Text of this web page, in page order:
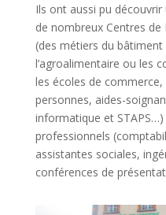
Ils ont aussi pu
de nombreux Centres
(des métiers du bâtiment
l’agroalimentaire ou les
les écoles de commerce,
personnes, aides-
informatique et
professionnels
assistantes sociales,
conférences de